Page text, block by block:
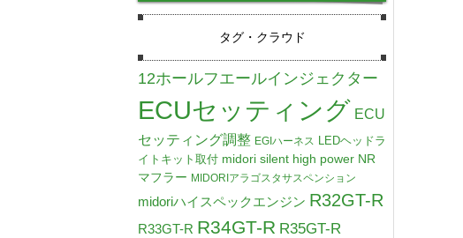
タグ・クラウド
12ホールフエールインジェクター
ECUセッティング ECU
セッティング調整 EGIハーネス LEDヘッドラ
イトキット取付 midori silent high power NR
マフラー MIDORIアラゴスタサスペンション
midoriハイスペックエンジン R32GT-R
R33GT-R R34GT-R R35GT-R